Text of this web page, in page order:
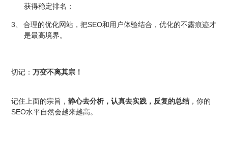
获得稳定排名；
3、 合理的优化网站，把SEO和用户体验结合，优化的不露痕迹才
是最高境界。
切记：万变不离其宗！
记住上面的宗旨，静心去分析，认真去实践，反复的总结 ，你的
SEO水平自然会越来越高。